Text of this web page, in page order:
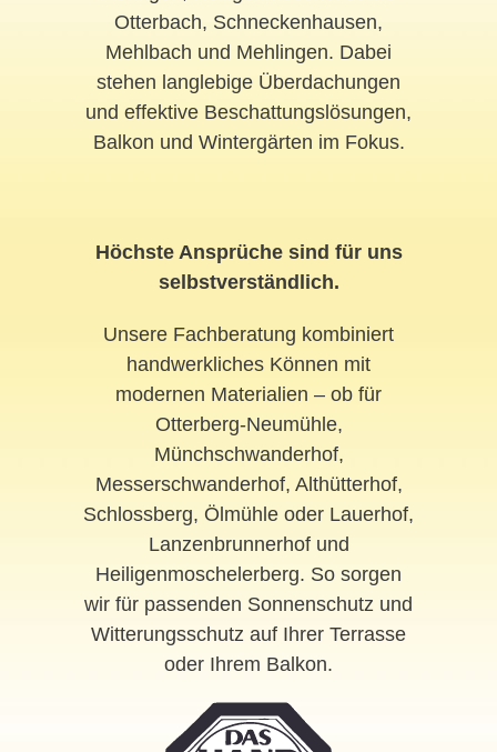
Otterbach, Schneckenhausen,
Mehlbach und Mehlingen. Dabei
stehen langlebige Überdachungen
und effektive Beschattungslösungen,
Balkon und Wintergärten im Fokus.
Höchste Ansprüche sind für uns
selbstverständlich.
Unsere Fachberatung kombiniert
handwerkliches Können mit
modernen Materialien – ob für
Otterberg-Neumühle,
Münchschwanderhof,
Messerschwanderhof, Althütterhof,
Schlossberg, Ölmühle oder Lauerhof,
Lanzenbrunnerhof und
Heiligenmoschelerberg. So sorgen
wir für passenden Sonnenschutz und
Witterungsschutz auf Ihrer Terrasse
oder Ihrem Balkon.